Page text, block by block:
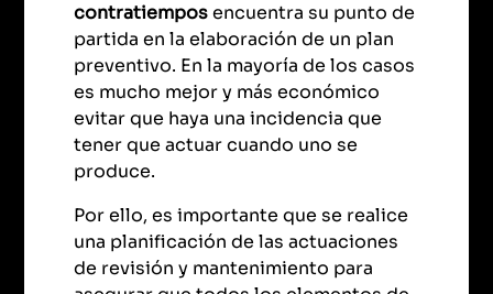
contratiemposencuentra su punto de
partida en la elaboración de un plan
preventivo. En la mayoría de los casos
es mucho mejor y más económico
evitar que haya una incidencia que
tener que actuar cuando uno se
produce.
Por ello, es importante que se realice
una planificación de las actuaciones
de revisión y mantenimiento para